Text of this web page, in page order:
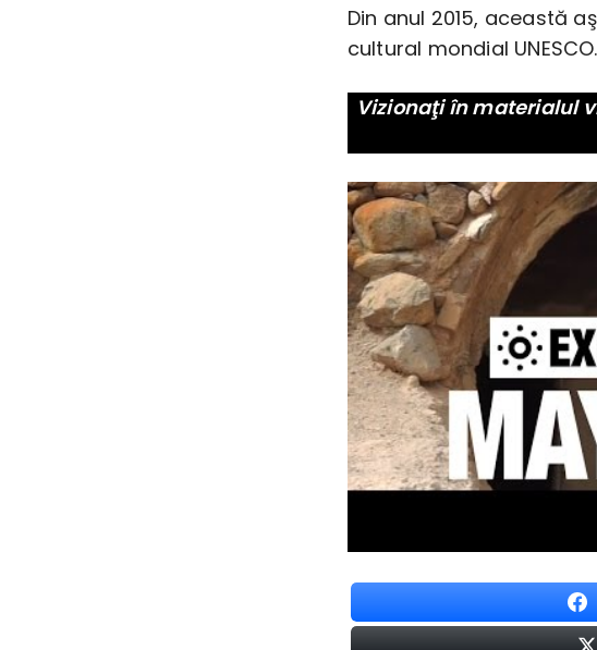
Din anul 2015, această
cultural mondial UNESCO.
Vizionaţi în materialul